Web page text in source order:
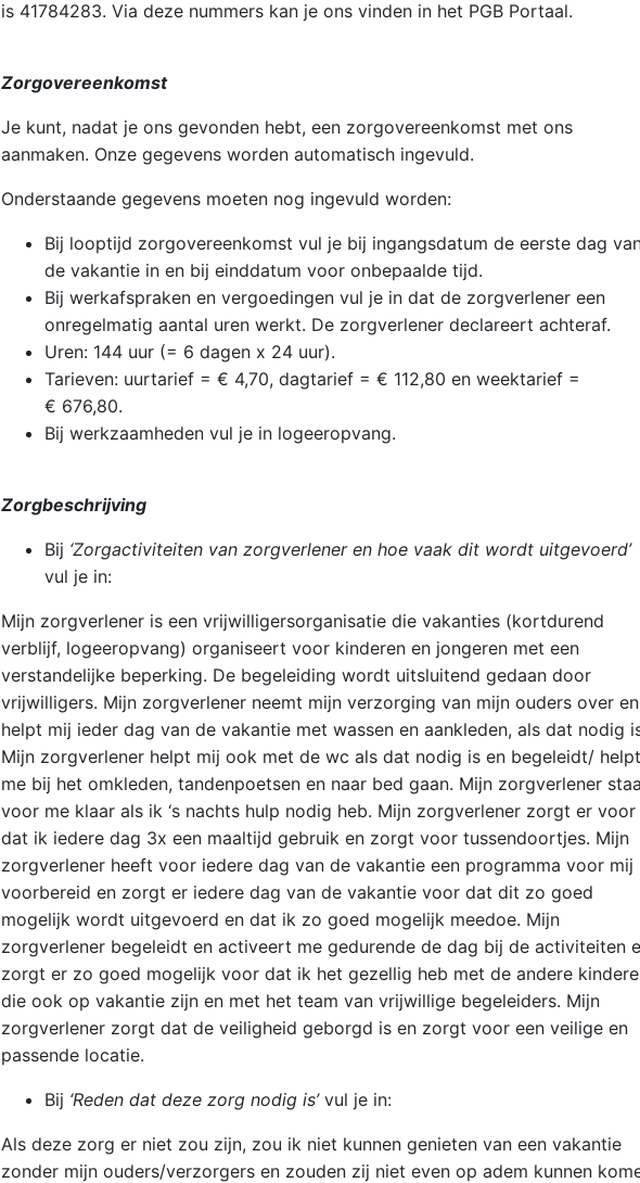
is 41784283. Via deze nummers kan je ons vinden in het PGB Portaal.
Zorgovereenkomst
Je kunt, nadat je ons gevonden hebt, een zorgovereenkomst met ons
aanmaken. Onze gegevens worden automatisch ingevuld.
Onderstaande gegevens moeten nog ingevuld worden:
Bij looptijd zorgovereenkomst vul je bij ingangsdatum de eerste dag
de vakantie in en bij einddatum voor onbepaalde tijd.
Bij werkafspraken en vergoedingen vul je in dat de zorgverlener een
onregelmatig aantal uren werkt. De zorgverlener declareert achteraf.
Uren: 144 uur (= 6 dagen x 24 uur).
Tarieven: uurtarief = € 4,70, dagtarief = € 112,80 en weektarief =
€ 676,80.
Bij werkzaamheden vul je in logeeropvang.
Zorgbeschrijving
Bij ‘Zorgactiviteiten van zorgverlener en hoe vaak dit wordt uitgevoerd’
vul je in:
Mijn zorgverlener is een vrijwilligersorganisatie die vakanties (kortdurend
verblijf, logeeropvang) organiseert voor kinderen en jongeren met een
verstandelijke beperking. De begeleiding wordt uitsluitend gedaan door
vrijwilligers. Mijn zorgverlener neemt mijn verzorging van mijn ouders over en
helpt mij ieder dag van de vakantie met wassen en aankleden, als dat nodig
Mijn zorgverlener helpt mij ook met de wc als dat nodig is en begeleidt/ helpt
me bij het omkleden, tandenpoetsen en naar bed gaan. Mijn zorgverlener
voor me klaar als ik ‘s nachts hulp nodig heb. Mijn zorgverlener zorgt er voor
dat ik iedere dag 3x een maaltijd gebruik en zorgt voor tussendoortjes. Mijn
zorgverlener heeft voor iedere dag van de vakantie een programma voor mij
voorbereid en zorgt er iedere dag van de vakantie voor dat dit zo goed
mogelijk wordt uitgevoerd en dat ik zo goed mogelijk meedoe. Mijn
zorgverlener begeleidt en activeert me gedurende de dag bij de activiteiten
zorgt er zo goed mogelijk voor dat ik het gezellig heb met de andere
die ook op vakantie zijn en met het team van vrijwillige begeleiders. Mijn
zorgverlener zorgt dat de veiligheid geborgd is en zorgt voor een veilige en
passende locatie.
Bij ‘Reden dat deze zorg nodig is’vul je in:
Als deze zorg er niet zou zijn, zou ik niet kunnen genieten van een vakantie
zonder mijn ouders/verzorgers en zouden zij niet even op adem kunnen